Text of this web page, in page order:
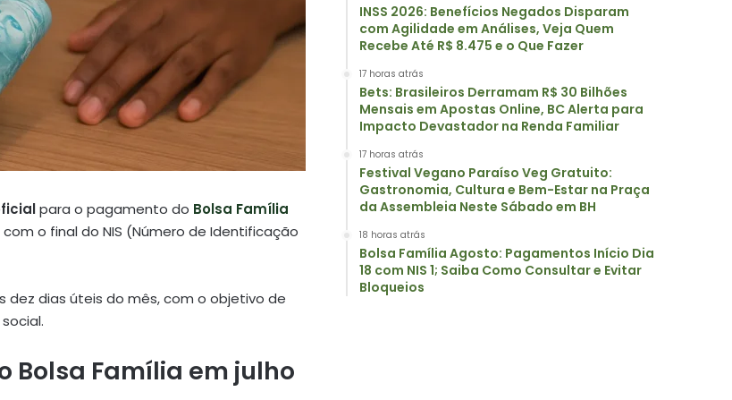
para o pagamento do Bolsa Família
o final do NIS (Número de Identificação
dez dias úteis do mês, com o objetivo de
Família em julho
INSS 2026: Benefícios Negados Disparam
com Agilidade em Análises, Veja Quem
Recebe Até R$ 8.475 e o Que Fazer
17 horas atrás
Bets: Brasileiros Derramam R$ 30 Bilhões
Mensais em Apostas Online, BC Alerta para
Impacto Devastador na Renda Familiar
17 horas atrás
Festival Vegano Paraíso Veg Gratuito:
Gastronomia, Cultura e Bem-Estar na Praça
da Assembleia Neste Sábado em BH
18 horas atrás
Bolsa Família Agosto: Pagamentos Início Dia
18 com NIS 1; Saiba Como Consultar e Evitar
Bloqueios